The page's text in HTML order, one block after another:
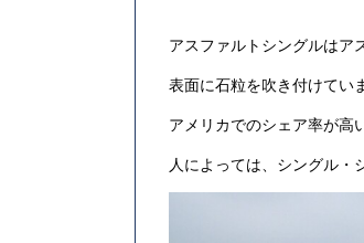
アスファルトシングルはア
表面に石粒を吹き付けてい
アメリカでのシェア率が高
人によっては、シングル・